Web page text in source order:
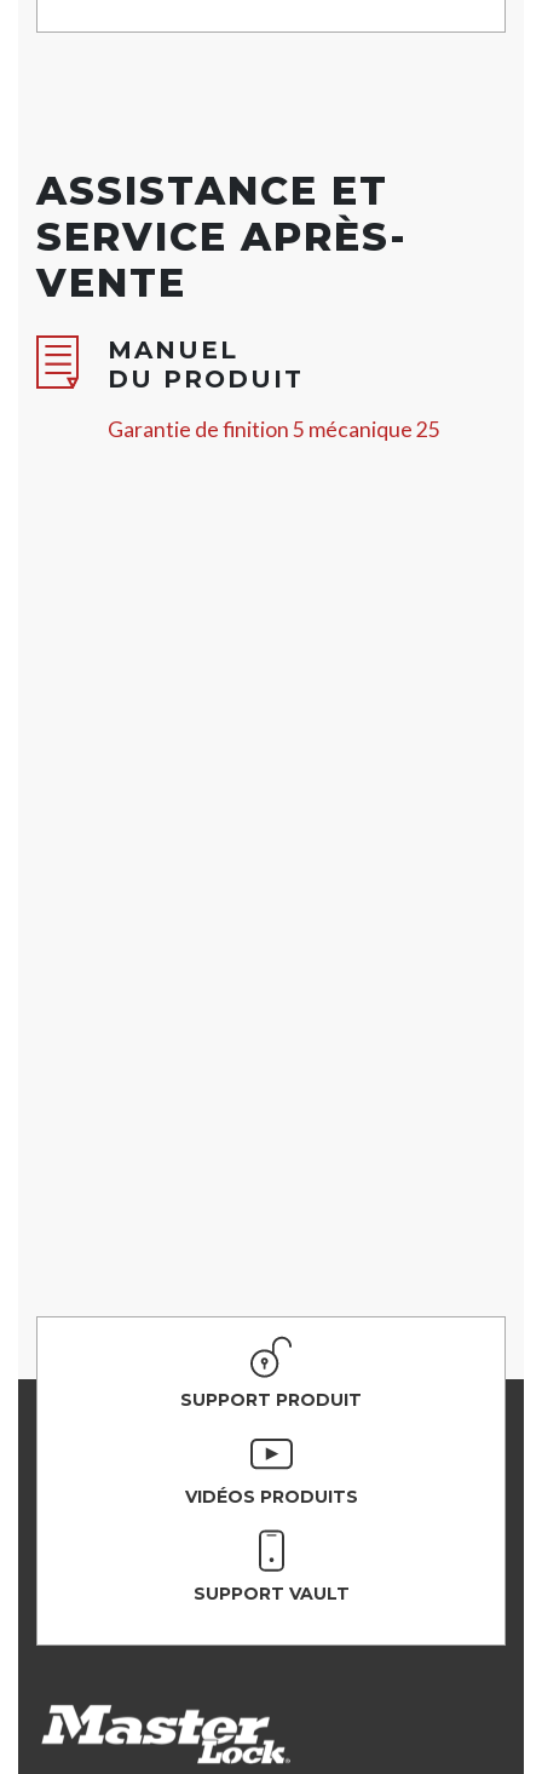
ASSISTANCE ET
SERVICE APRÈS-
VENTE
MANUEL
DU PRODUIT
Garantie de finition 5 mécanique 25
SUPPORT PRODUIT
VIDÉOS PRODUITS
SUPPORT VAULT